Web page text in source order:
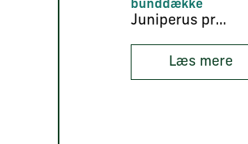
bunddække
Juniperus procumbens ‘Nana’
Læs mere